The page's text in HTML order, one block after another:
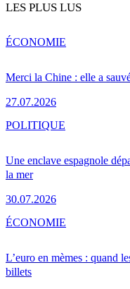
LES PLUS LUS
Merci la Chine : elle a
27.07.2026
ÉCONOMIE
Une enclave espagnole
la mer
30.07.2026
POLITIQUE
L’euro en mèmes : quand
billets
ÉCONOMIE